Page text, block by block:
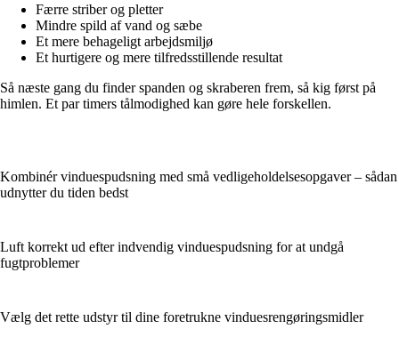
Færre striber og pletter
Mindre spild af vand og sæbe
Et mere behageligt arbejdsmiljø
Et hurtigere og mere tilfredsstillende resultat
Så næste gang du finder spanden og skraberen frem, så kig først på
himlen. Et par timers tålmodighed kan gøre hele forskellen.
Kombinér vinduespudsning med små vedligeholdelsesopgaver – sådan
udnytter du tiden bedst
Luft korrekt ud efter indvendig vinduespudsning for at undgå
fugtproblemer
Vælg det rette udstyr til dine foretrukne vinduesrengøringsmidler